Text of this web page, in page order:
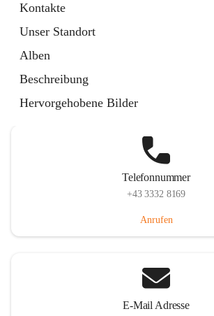
Kontakte
Unser Standort
Alben
Beschreibung
Hervorgehobene Bilder
Telefonnummer
+43 3332 8169
Anrufen
E-Mail Adresse